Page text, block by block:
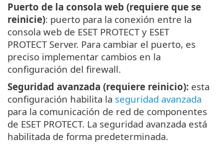
Puerto de la consola web (requiere que se
reinicie): puerto para la conexión entre la
consola web de ESET PROTECT y ESET
PROTECT Server. Para cambiar el puerto, es
preciso implementar cambios en la
configuración del firewall.
Seguridad avanzada (requiere reinicio): esta
configuración habilita la seguridad avanzada
para la comunicación de red de componentes
de ESET PROTECT. La seguridad avanzada está
habilitada de forma predeterminada.